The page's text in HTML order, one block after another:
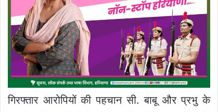
गिरफ्तार आरोपियों की पहचान सी. बाबू और प्रभु के